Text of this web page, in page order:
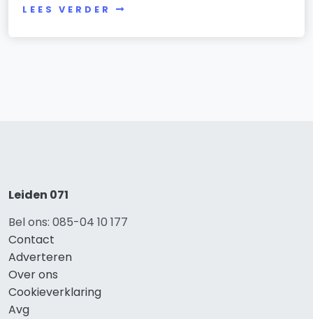
LEES VERDER
Leiden 071
Bel ons: 085-04 10 177
Contact
Adverteren
Over ons
Cookieverklaring
Avg